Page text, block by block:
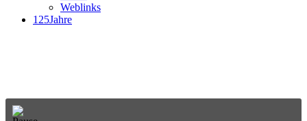
Weblinks
125Jahre